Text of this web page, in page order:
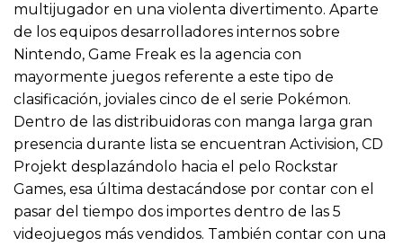
multijugador en una violenta divertimento. Aparte
de los equipos desarrolladores internos sobre
Nintendo, Game Freak es la agencia con
mayormente juegos referente a este tipo de
clasificación, joviales cinco de el serie Pokémon.
Dentro de las distribuidoras con manga larga gran
presencia durante lista se encuentran Activision, CD
Projekt desplazándolo hacia el pelo Rockstar
Games, esa última destacándose por contar con el
pasar del tiempo dos importes dentro de las 5
videojuegos más vendidos. También contar con una